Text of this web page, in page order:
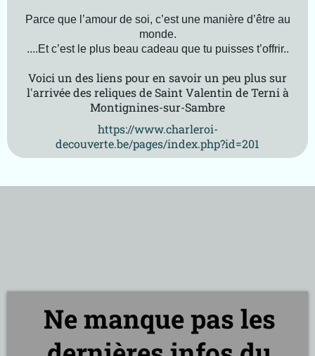
Parce que l’amour de soi, c’est une manière d’être au
monde.
....Et c’est le plus beau cadeau que tu puisses t’offrir..
Voici un des liens pour en savoir un peu plus sur
l'arrivée des reliques de Saint Valentin de Terni à
Montignines-sur-Sambre
https://www.charleroi-
decouverte.be/pages/index.php?id=201
Ne manque pas les